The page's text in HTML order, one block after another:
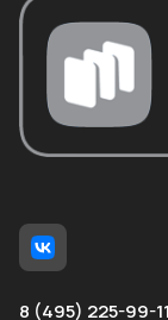
8 (495) 225-99-11